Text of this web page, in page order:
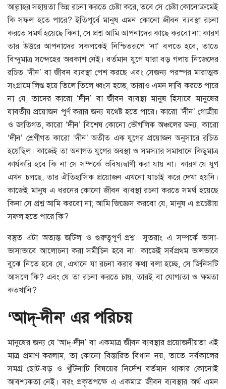
আল্লাহর সহায়তা ভিন্ন রচনা করতে চেষ্টা করে, তবে সে চেষ্টা কোনোক্রমেই
কি সফল হতে পারে? ইতিপূর্বে মানুষ এমন কোনো জীবন ব্যবস্থা রচনা
করতে সমর্থ হয়েছে কিনা, সে প্রশ্ন আমি আপনাদের কাছে করবো না; কারণ
তার উত্তরে আপনাদের সকলকেই নিশ্চিতরূপে ‘না’ বলতে হবে, তাতে
বিন্দুমাত্র সন্দেহের অবকাশ নেই। বর্তমান যুগে যারা বড় গলায় নিজেদের
রচিত ‘দীন’ বা জীবন ব্যবস্থা পেশ করছে এবং সেজন্য পরস্পর মারাত্মক
সংগ্রামে লিপ্ত হয়ে তিলে তিলে ধ্বংস হচ্ছে, তারাও এমন দাবি করতে পারে
না যে, তাদের কারো ‘দীন’ বা জীবন ব্যবস্থা মানুষ হিসাবে মানুষের
যাবতীয় প্রয়োজন পূর্ণ করার জন্য যথেষ্ট হতে পারে। কারো ‘দীন’ গোত্রীয়
ও জাতিগত, কারো ‘দীন’ বিশেষ কোনো ভৌগলিক অঞ্চলের জন্য, কারো
‘দীন’ শ্রেণীগত কারো ‘দীন’ অতীত এক যুগের প্রয়োজন অনুসারে রচিত
হয়েছিল। কাজেই তা অনাগত যুগের অবস্থা ও সমস্যার সমাধানে কিছুমাত্র
কার্যকরি হবে কি না সে সম্পর্কে ভবিষ্যদ্বাণী করা যায় না। কারণ যে যুগ
এখন চলছে, তার ঐতিহাসিক প্রয়োজন এখনো যাচাই করে দেখা হয়নি।
কাজেই মানুষ এ ধরনের কোনো জীবন ব্যবস্থা রচনা করতে সমর্থ হয়েছে
কিনা সে প্রশ্ন আমি করবো না; আমি জিজ্ঞেস করবো যে, মানুষ এ প্রচেষ্টায়
সফল হতে পারে কি?
বস্তুত এটা অত্যন্ত জটিল ও গুরুত্বপূর্ণ প্রশ্ন। সুতরাং এ সম্পর্কে ভাসা-
ভাসাভাবে আলোচনা করা সমীচিন হবে না। কাজেই সর্বপ্রথম ভালভাবে
বুঝে নিতে হবে যে, এখানে যা রচনা করার কথা বলা হচ্ছে, সে জিনিসটি
আসলে কি? এবং যে তা রচনা করতে চায়, তারই বা যোগ্যতা ও ক্ষমতা
কতখানি?
‘আদ্‌-দীন’ এর পরিচয়
মানুষের জন্য যে ‘আদ্‌-দীন’ বা একমাত্র জীবন ব্যবস্থার প্রয়োজনীয়তা এই
মাত্র প্রমাণ করলাম, তা কোনো বিস্তারিত বিধান নয়, তাতে সর্বকালের
সমগ্র ছোট-বড় ও খুঁটিনাটি বিষয়ের নির্দেশ বর্তমান থাকার কোনোই
আবশ্যকতা নেই। বরং প্রকৃতপক্ষে এ একমাত্র জীবন ব্যবস্থার অর্থ এমন